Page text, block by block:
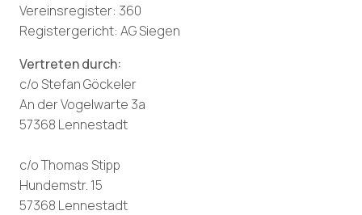
Vereinsregister: 360
Registergericht: AG Siegen
Vertreten durch:
c/o Stefan Göckeler
An der Vogelwarte 3a
57368 Lennestadt
c/o Thomas Stipp
Hundemstr. 15
57368 Lennestadt